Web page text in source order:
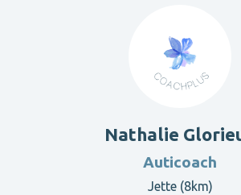
Nathalie
Auticoach
Jette (8km)